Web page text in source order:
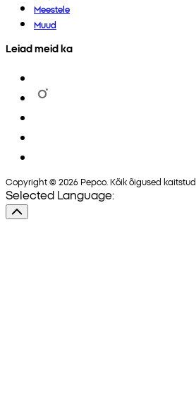
Meestele
Muud
Leiad meid ka
Copyright © 2026 Pepco. Kõik õigused kaitstud.
Selected Language: